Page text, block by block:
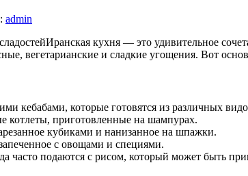
admin
Иранская кухня — это удивительное
вегетарианские и сладкие угощения. Вот
кебабами, которые готовятся из различных
котлеты, приготовленные на шампурах.
кубиками и нанизанное на шпажки.
с овощами и специями.
часто подаются с рисом, который может быть